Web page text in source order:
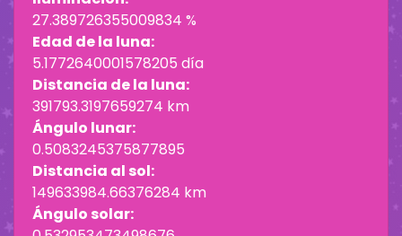
27.389726355009834 %
Edad de la luna:
5.1772640001578205 día
Distancia de la luna:
391793.3197659274 km
Ángulo lunar:
0.5083245375877895
Distancia al sol:
149633984.66376284 km
Ángulo solar: